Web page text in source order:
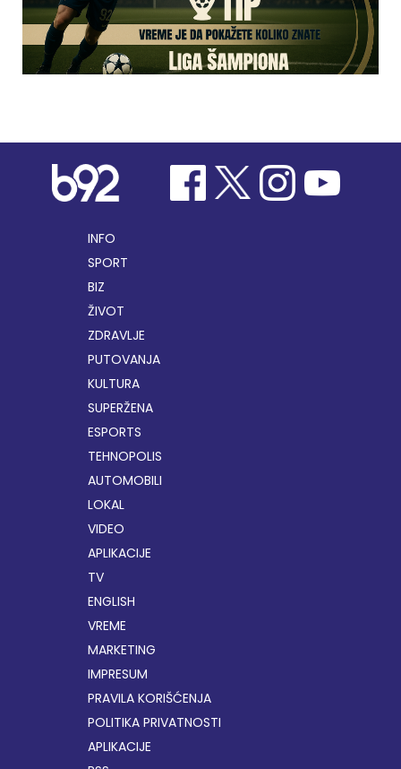
INFO
SPORT
BIZ
ŽIVOT
ZDRAVLJE
PUTOVANJA
KULTURA
SUPERŽENA
ESPORTS
TEHNOPOLIS
AUTOMOBILI
LOKAL
VIDEO
APLIKACIJE
TV
ENGLISH
VREME
MARKETING
IMPRESUM
PRAVILA KORIŠĆENJA
POLITIKA PRIVATNOSTI
APLIKACIJE